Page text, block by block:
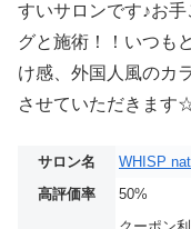
すいサロンです♪お
グと施術！！いつも
け感、外国人風のカ
させていただきます
サロン名
WHISP
高評価率
50%